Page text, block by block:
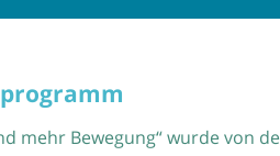
mehr Bewegung“ wurde von